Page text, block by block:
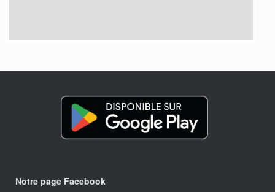
Notre page Facebook